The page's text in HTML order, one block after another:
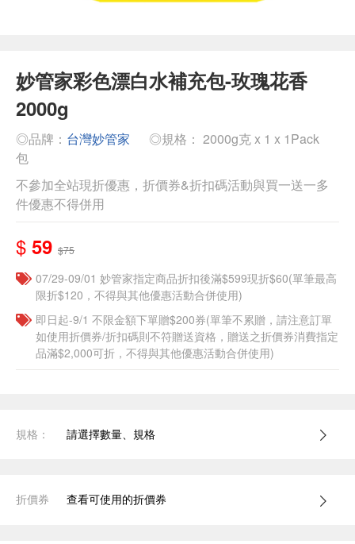
妙管家彩色漂白水補充包-玫瑰花香
2000g
◎品牌： 台灣妙管家
◎規格： 2000g克 x 1 x 1Pack
包
不參加全站現折優惠，折價券&折扣碼活動與買一送一多
件優惠不得併用
$ 59 $75
07/29-09/01 妙管家指定商品折扣後滿$599現折$60(單筆最高
限折$120，不得與其他優惠活動合併使用)
即日起-9/1 不限金額下單贈$200券(單筆不累贈，請注意訂單
如使用折價券/折扣碼則不符贈送資格，贈送之折價券消費指定
品滿$2,000可折，不得與其他優惠活動合併使用)
規格： 請選擇數量、規格
折價券 查看可使用的折價券